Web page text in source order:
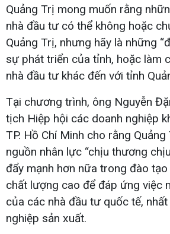
Quảng Trị mong muốn rằng
nhà đầu tư có thể không hoặc
Quảng Trị, nhưng hãy là những
sự phát triển của tỉnh, hoặc làm
nhà đầu tư khác đến với tỉnh
Tại chương trình, ông Nguyễn
tịch Hiệp hội các doanh nghiệp
TP. Hồ Chí Minh cho rằng
nguồn nhân lực “chịu thương
đẩy mạnh hơn nữa trong đào
chất lượng cao để đáp ứng việc
của các nhà đầu tư quốc tế,
nghiệp sản xuất.